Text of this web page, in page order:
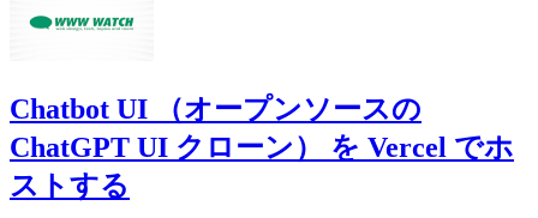
Chatbot UI （オープンソースの
ChatGPT UI クローン） を Vercel でホ
ストする